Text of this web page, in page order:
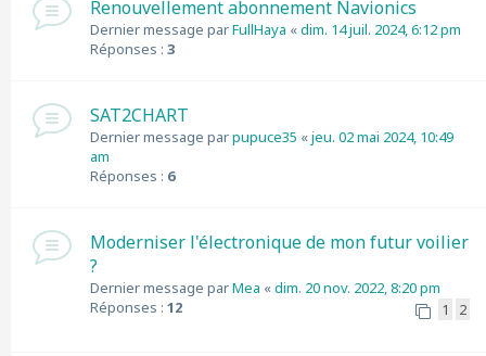
Renouvellement abonnement Navionics
Dernier message parFullHaya «dim. 14 juil. 2024, 6:12 pm
Réponses : 3
SAT2CHART
Dernier message parpupuce35 «jeu. 02 mai 2024, 10:49
am
Réponses : 6
Moderniser l'électronique de mon futur voilier
?
Dernier message parMea «dim. 20 nov. 2022, 8:20 pm
Réponses : 12 1 2